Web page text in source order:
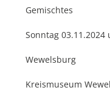
Gemischtes
Sonntag 03.11.2024
Wewelsburg
Kreismuseum